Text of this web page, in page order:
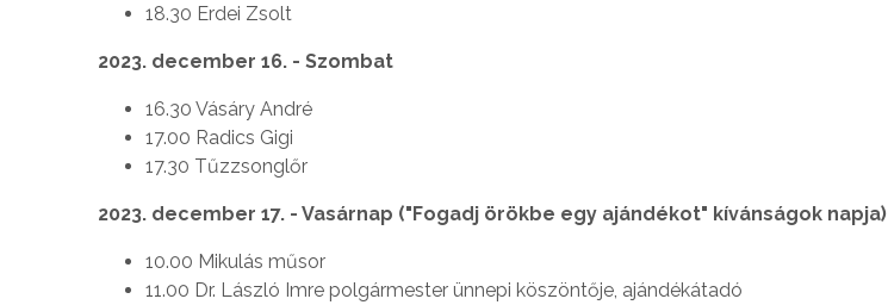
18.30 Erdei Zsolt
2023. december 16. - Szombat
16.30 Vásáry André
17.00 Radics Gigi
17.30 Tűzzsonglőr
2023. december 17. - Vasárnap ("Fogadj örökbe egy ajándékot" kívánságok napja)
10.00 Mikulás műsor
11.00 Dr. László Imre polgármester ünnepi köszöntője, ajándékátadó